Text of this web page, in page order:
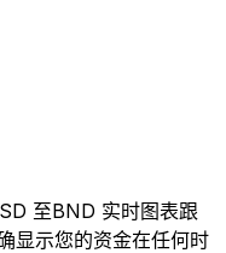
至BND 实时图表跟
显示您的资金在任何时